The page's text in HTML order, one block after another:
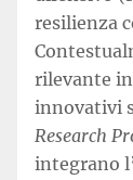
resilienza
rilevante
innovativi
Research
integrano